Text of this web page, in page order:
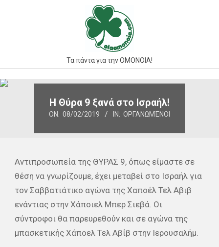
Τα πάντα για την ΟΜΟΝΟΙΑ!
Primary
Η Θύρα 9 ξανά στο Ισραήλ!
ON: 08/02/2019 IN: ΟΡΓΑΝΩΜΈΝΟΙ
Αντιπροσωπεία της ΘΥΡΑΣ 9, όπως είμαστε σε
θέση να γνωρίζουμε, έχει μεταβεί στο Ισραήλ για
τον Σαββατιάτικο αγώνα της Χαποέλ Τελ Αβιβ
ενάντιας στην Χάποιελ Μπερ Σιεβά. Οι
σύντροφοι θα παρευρεθούν και σε αγώνα της
μπασκετικής Χάποελ Τελ Αβίβ στην Ιερουσαλήμ.